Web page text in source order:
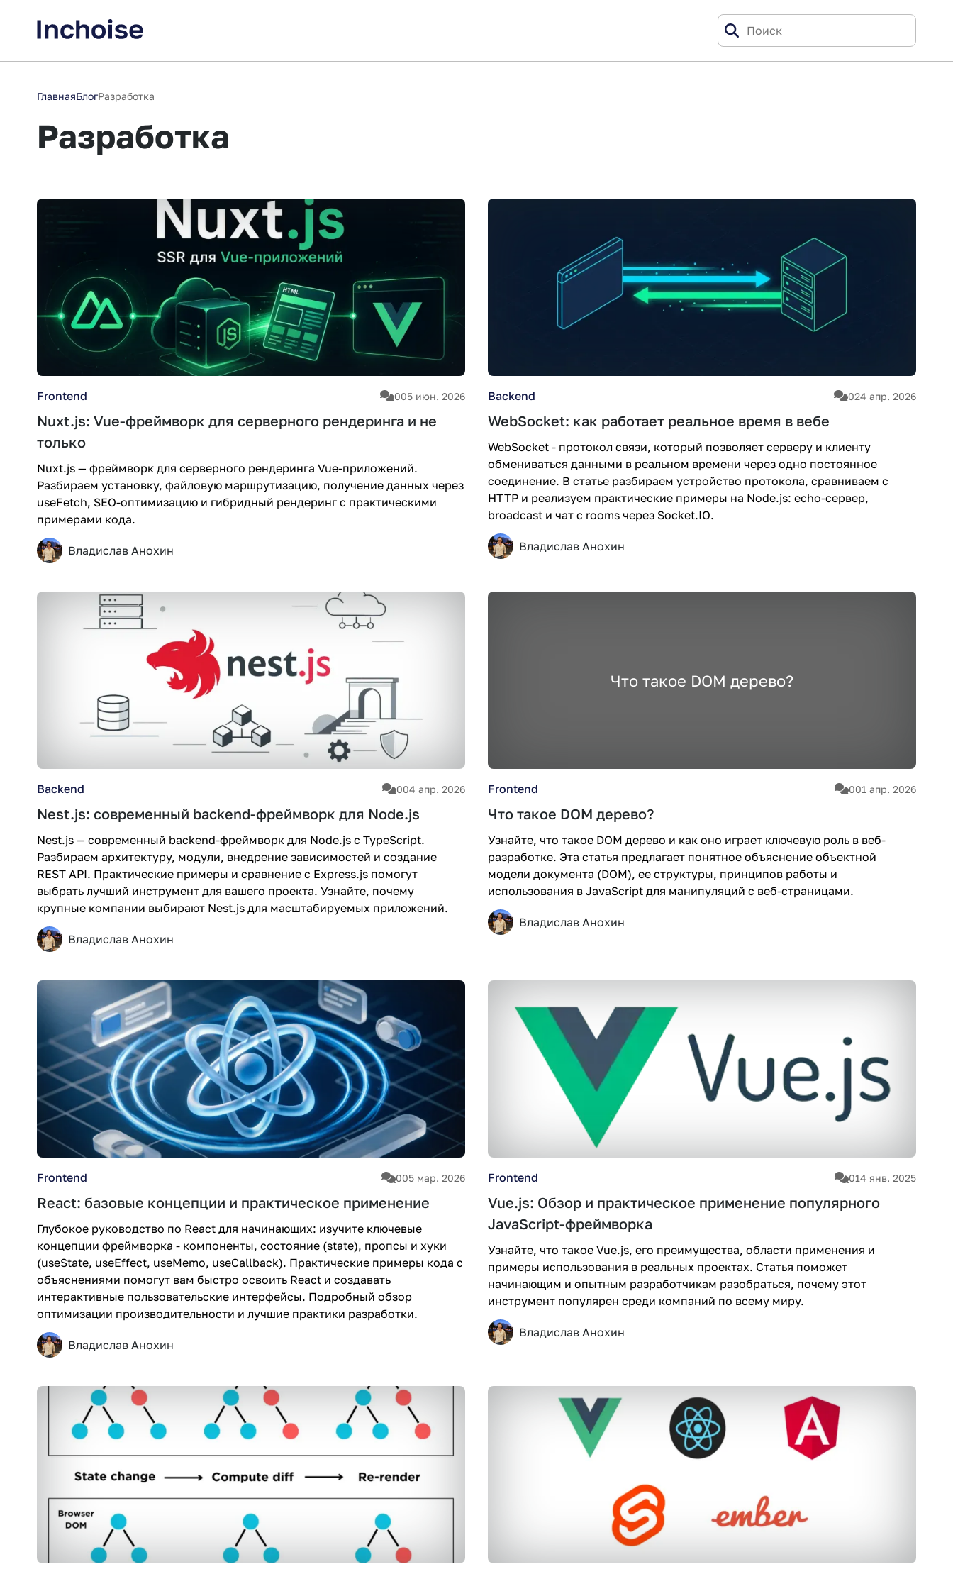
ГлавнаяБлогРазработка
Разработка
Frontend 005 июн. 2026
Nuxt.js: Vue-фреймворк для серверного рендеринга и не
только
Nuxt.js — фреймворк для серверного рендеринга Vue-приложений.
Разбираем установку, файловую маршрутизацию, получение данных через
useFetch, SEO-оптимизацию и гибридный рендеринг с практическими
примерами кода.
Владислав Анохин
Backend 024 апр. 2026
WebSocket: как работает реальное время в вебе
WebSocket - протокол связи, который позволяет серверу и клиенту
обмениваться данными в реальном времени через одно постоянное
соединение. В статье разбираем устройство протокола, сравниваем с
HTTP и реализуем практические примеры на Node.js: echo-сервер,
broadcast и чат с rooms через Socket.IO.
Владислав Анохин
Backend 004 апр. 2026
Nest.js: современный backend-фреймворк для Node.js
Nest.js — современный backend-фреймворк для Node.js с TypeScript.
Разбираем архитектуру, модули, внедрение зависимостей и создание
REST API. Практические примеры и сравнение с Express.js помогут
выбрать лучший инструмент для вашего проекта. Узнайте, почему
крупные компании выбирают Nest.js для масштабируемых приложений.
Владислав Анохин
Что такое DOM дерево?
Frontend 001 апр. 2026
Что такое DOM дерево?
Узнайте, что такое DOM дерево и как оно играет ключевую роль в веб-
разработке. Эта статья предлагает понятное объяснение объектной
модели документа (DOM), ее структуры, принципов работы и
использования в JavaScript для манипуляций с веб-страницами.
Владислав Анохин
Frontend 005 мар. 2026
React: базовые концепции и практическое применение
Глубокое руководство по React для начинающих: изучите ключевые
концепции фреймворка - компоненты, состояние (state), пропсы и хуки
(useState, useEffect, useMemo, useCallback). Практические примеры кода с
объяснениями помогут вам быстро освоить React и создавать
интерактивные пользовательские интерфейсы. Подробный обзор
оптимизации производительности и лучшие практики разработки.
Владислав Анохин
Frontend 014 янв. 2025
Vue.js: Обзор и практическое применение популярного
JavaScript-фреймворка
Узнайте, что такое Vue.js, его преимущества, области применения и
примеры использования в реальных проектах. Статья поможет
начинающим и опытным разработчикам разобраться, почему этот
инструмент популярен среди компаний по всему миру.
Владислав Анохин